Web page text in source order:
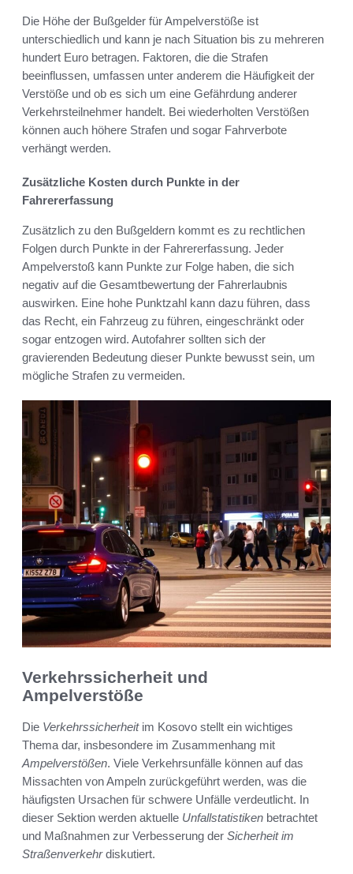
Die Höhe der Bußgelder für Ampelverstöße ist
unterschiedlich und kann je nach Situation bis zu mehreren
hundert Euro betragen. Faktoren, die die Strafen
beeinflussen, umfassen unter anderem die Häufigkeit der
Verstöße und ob es sich um eine Gefährdung anderer
Verkehrsteilnehmer handelt. Bei wiederholten Verstößen
können auch höhere Strafen und sogar Fahrverbote
verhängt werden.
Zusätzliche Kosten durch Punkte in der
Fahrererfassung
Zusätzlich zu den Bußgeldern kommt es zu rechtlichen
Folgen durch Punkte in der Fahrererfassung. Jeder
Ampelverstoß kann Punkte zur Folge haben, die sich
negativ auf die Gesamtbewertung der Fahrerlaubnis
auswirken. Eine hohe Punktzahl kann dazu führen, dass
das Recht, ein Fahrzeug zu führen, eingeschränkt oder
sogar entzogen wird. Autofahrer sollten sich der
gravierenden Bedeutung dieser Punkte bewusst sein, um
mögliche Strafen zu vermeiden.
Verkehrssicherheit und
Ampelverstöße
Die Verkehrssicherheitim Kosovo stellt ein wichtiges
Thema dar, insbesondere im Zusammenhang mit
Ampelverstößen. Viele Verkehrsunfälle können auf das
Missachten von Ampeln zurückgeführt werden, was die
häufigsten Ursachen für schwere Unfälle verdeutlicht. In
dieser Sektion werden aktuelle Unfallstatistiken betrachtet
und Maßnahmen zur Verbesserung der Sicherheit im
Straßenverkehrdiskutiert.